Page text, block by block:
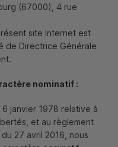
(67000), 4 rue
site Internet est
de Directrice Générale
.
nominatif :
janvier 1978 relative à
et au règlement
27 avril 2016, nous